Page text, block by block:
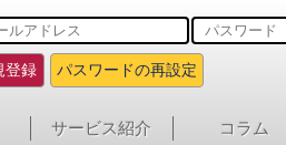
登録 パスワードの再設定
サービス紹介 コラム